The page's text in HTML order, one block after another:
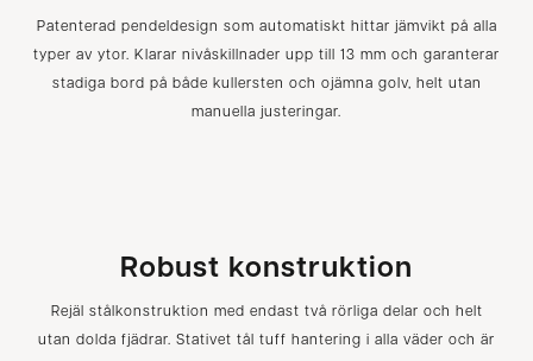
Patenterad pendeldesign som automatiskt hittar jämvikt på alla
typer av ytor. Klarar nivåskillnader upp till 13 mm och garanterar
stadiga bord på både kullersten och ojämna golv, helt utan
manuella justeringar.
Robust konstruktion
Rejäl stålkonstruktion med endast två rörliga delar och helt
utan dolda fjädrar. Stativet tål tuff hantering i alla väder och är